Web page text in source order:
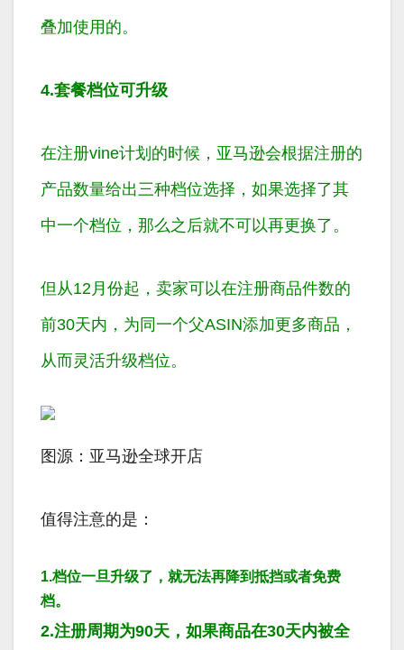
叠加使用的。
4.套餐档位可升级
在注册vine计划的时候，亚马逊会根据注册的
产品数量给出三种档位选择，如果选择了其
中一个档位，那么之后就不可以再更换了。
但从12月份起，卖家可以在注册商品件数的
前30天内，为同一个父ASIN添加更多商品，
从而灵活升级档位。
图源：亚马逊全球开店
值得注意的是：
1.档位一旦升级了，就无法再降到抵挡或者免费
档。
2.注册周期为90天，如果商品在30天内被全